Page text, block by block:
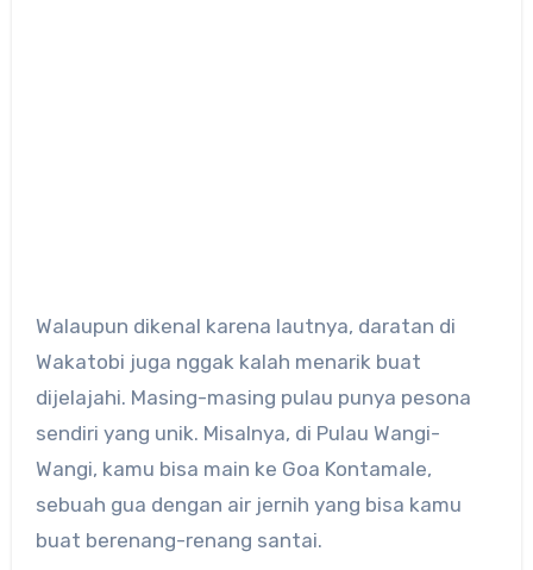
Walaupun dikenal karena lautnya, daratan di
Wakatobi juga nggak kalah menarik buat
dijelajahi. Masing-masing pulau punya pesona
sendiri yang unik. Misalnya, di Pulau Wangi-
Wangi, kamu bisa main ke Goa Kontamale,
sebuah gua dengan air jernih yang bisa kamu
buat berenang-renang santai.